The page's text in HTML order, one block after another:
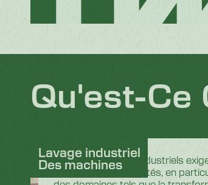
Qu'est-Ce
Dans les secteurs industriels
hautement réglementés, en
Lavage industriel
Des machines